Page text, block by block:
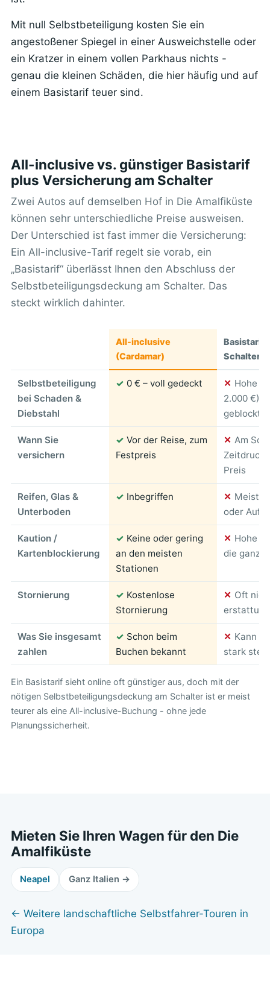
Mit null Selbstbeteiligung kosten Sie ein
angestoßener Spiegel in einer Ausweichstelle oder
ein Kratzer in einem vollen Parkhaus nichts -
genau die kleinen Schäden, die hier häufig und auf
einem Basistarif teuer sind.
All-inclusive vs. günstiger Basistarif
plus Versicherung am Schalter
Zwei Autos auf demselben Hof in Die Amalfiküste
können sehr unterschiedliche Preise ausweisen.
Der Unterschied ist fast immer die Versicherung:
Ein All-inclusive-Tarif regelt sie vorab, ein
„Basistarif“ überlässt Ihnen den Abschluss der
Selbstbeteiligungsdeckung am Schalter. Das
steckt wirklich dahinter.
All-inclusive
(Cardamar)
Basistarif
Selbstbeteiligung
bei Schaden &
Diebstahl
✓ 0 € – voll gedeckt ✕ Hohe
2.000 €),
geblockt
Wann Sie
versichern
✓ Vor der Reise, zum
Festpreis
✕ Am
Preis
Reifen, Glas &
Unterboden
✓ Inbegriffen ✕ Meist
oder
Kaution /
Kartenblockierung
✓ Keine oder gering
an den meisten
Stationen
✕ Hohe
die ganze
Stornierung ✓ Kostenlose
Stornierung
✕ Oft
Was Sie insgesamt
zahlen
✓ Schon beim
Buchen bekannt
✕ Kann
stark
Ein Basistarif sieht online oft günstiger aus, doch mit der
nötigen Selbstbeteiligungsdeckung am Schalter ist er meist
teurer als eine All-inclusive-Buchung - ohne jede
Planungssicherheit.
Mieten Sie Ihren Wagen für den Die
Amalfiküste
Neapel Ganz Italien →
← Weitere landschaftliche Selbstfahrer-Touren in
Europa